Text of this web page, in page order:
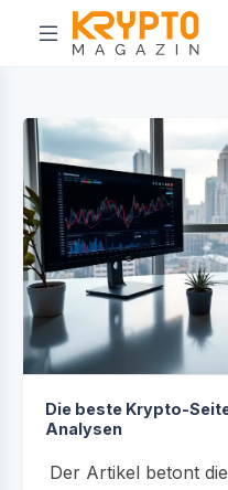
Die beste Krypto-
Analysen
Der Artikel betont